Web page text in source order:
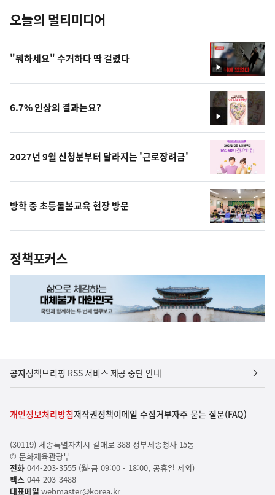
오늘의 멀티미디어
영
상
"뭐하세요" 수거하다 딱 걸렸다
영
상
6.7% 인상의 결과는요?
2027년 9월 신청분부터 달라지는 '근로장려금'
방학 중 초등돌봄교육 현장 방문
정책포커스
공지정책브리핑 RSS 서비스 제공 중단 안내
개인정보처리방침저작권정책이메일 수집거부자주 묻는 질문(FAQ)
(30119) 세종특별자치시 갈매로 388 정부세종청사 15동
© 문화체육관광부
전화044-203-3555 (월-금 09:00 - 18:00, 공휴일 제외)
팩스044-203-3488
대표메일 webmaster@korea.kr